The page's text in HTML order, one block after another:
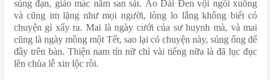
súng đạn, giáo mác nằm san sát. Áo Dài Đen vội ngồi xuống
và cũng im lặng như mọi người, lòng lo lắng không biết có
chuyện gì xẩy ra. Mai là ngày cưới của sư huynh mà, và mai
cũng là ngày mồng một Tết, sao lại có chuyện này, súng ống để
đầy trên bàn. Thiện nam tín nữ chỉ vài tiếng nữa là đã lục đục
lên chùa lễ xin lộc rồi.